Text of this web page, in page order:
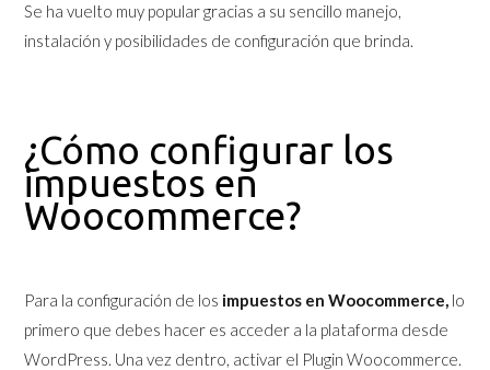
Se ha vuelto muy popular gracias a su sencillo manejo,
instalación y posibilidades de configuración que brinda.
¿Cómo configurar los
impuestos en
Woocommerce?
Para la configuración de los impuestos en Woocommerce, lo
primero que debes hacer es acceder a la plataforma desde
WordPress. Una vez dentro, activar el Plugin Woocommerce.